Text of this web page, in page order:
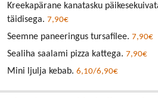
Kreekapärane kanatasku
täidisega. 7,90€
Seemne paneeringus tursafilee. 7,90€
Sealiha saalami pizza kattega. 7,90€
Mini ljulja kebab. 6,10/6,90€